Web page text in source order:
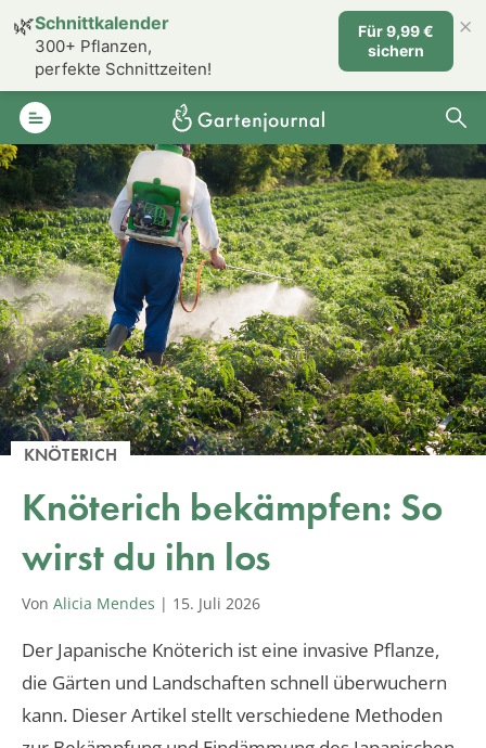
KNÖTERICH
Knöterich bekämpfen: So
wirst du ihn los
Von Alicia Mendes | 15. Juli 2026
Der Japanische Knöterich ist eine invasive Pflanze,
die Gärten und Landschaften schnell überwuchern
kann. Dieser Artikel stellt verschiedene Methoden
🌿Schnittkalender
300+ Pflanzen,
perfekte Schnittzeiten!
Für 9,99 €
sichern
×